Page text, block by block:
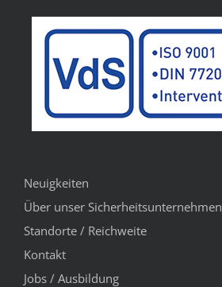
Neuigkeiten
Über unser Sicherheitsunternehmen
Standorte / Reichweite
Kontakt
Jobs / Ausbildung